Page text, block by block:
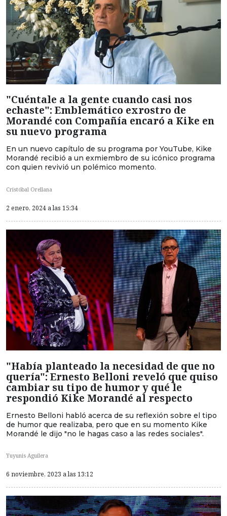
"Cuéntale a la gente cuando casi nos
echaste": Emblemático exrostro de
Morandé con Compañía encaró a Kike en
su nuevo programa
En un nuevo capítulo de su programa por YouTube, Kike
Morandé recibió a un exmiembro de su icónico programa
con quien revivió un polémico momento.
Cristóbal Orellana
2 enero, 2024 a las 15:34
"Había planteado la necesidad de que no
quería": Ernesto Belloni reveló que quiso
cambiar su tipo de humor y qué le
respondió Kike Morandé al respecto
Ernesto Belloni habló acerca de su reflexión sobre el tipo
de humor que realizaba, pero que en su momento Kike
Morandé le dijo "no le hagas caso a las redes sociales".
Yuyunis Aguilera
6 noviembre, 2023 a las 13:12